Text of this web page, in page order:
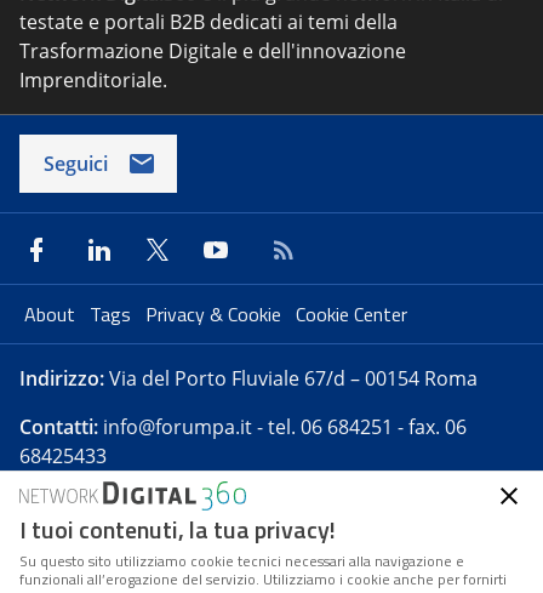
testate e portali B2B dedicati ai temi della
Trasformazione Digitale e dell'innovazione
Imprenditoriale.
Seguici
About Tags Privacy & Cookie Cookie Center
Indirizzo:Via del Porto Fluviale 67/d – 00154 Roma
Contatti: info@forumpa.it- tel. 06 684251 - fax. 06
68425433
Forumpa.itè una pubblicazione telematica iscritta
presso Registro della stampa del Tribunale di Roma -
Reg. n. 182 del 2 maggio 2008 - Direttore resp. Michela
I tuoi contenuti, la tua privacy!
Su questo sito utilizziamo cookie tecnici necessari alla navigazione e
funzionali all’erogazione del servizio. Utilizziamo i cookie anche per fornirti